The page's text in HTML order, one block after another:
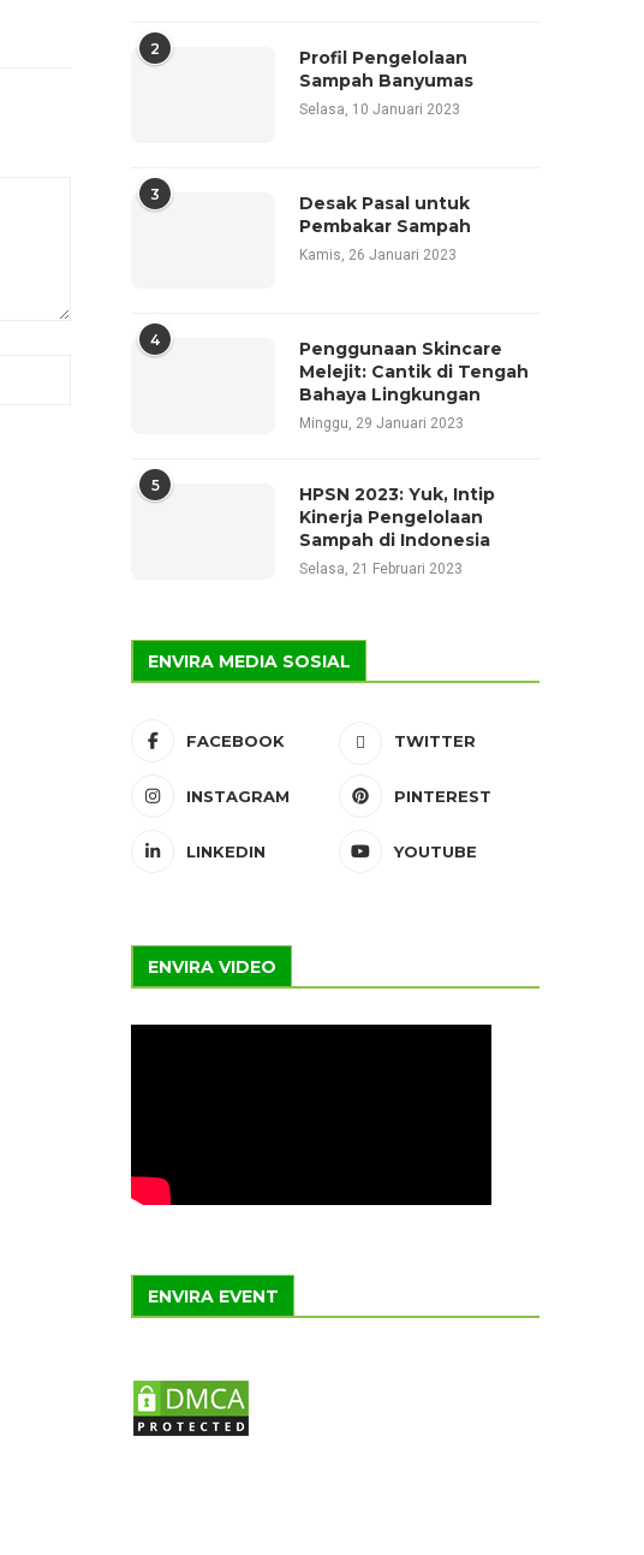
2
Profil Pengelolaan
Sampah Banyumas
Selasa, 10 Januari 2023
3
Desak Pasal untuk
Pembakar Sampah
Kamis, 26 Januari 2023
4
Penggunaan Skincare
Melejit: Cantik di Tengah
Bahaya Lingkungan
Minggu, 29 Januari 2023
5
HPSN 2023: Yuk, Intip
Kinerja Pengelolaan
Sampah di Indonesia
Selasa, 21 Februari 2023
ENVIRA MEDIA SOSIAL
FACEBOOK TWITTER
INSTAGRAM PINTEREST
LINKEDIN YOUTUBE
ENVIRA VIDEO
ENVIRA EVENT